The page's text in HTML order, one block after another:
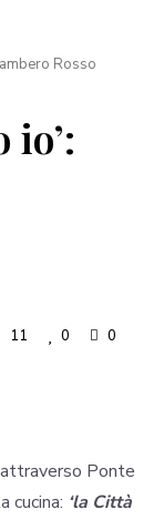
Rosso
io’:
11 0 0
Ponte
cucina: ‘la Città